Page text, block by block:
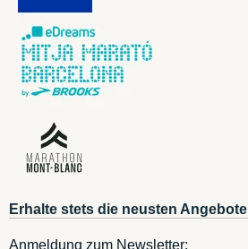
Erhalte stets die neusten Angebote
Anmeldung zum Newsletter: